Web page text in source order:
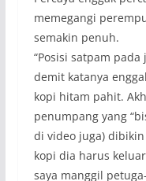
memegangi
semakin penuh.
“Posisi satpam
demit katanya
kopi hitam pahit.
penumpang yang
di video juga)
kopi dia harus
saya manggil